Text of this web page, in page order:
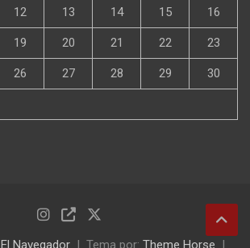
12 13 14 15 16
19 20 21 22 23
26 27 28 29 30
El Navegador Tema por: Theme Horse